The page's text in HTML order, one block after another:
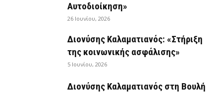
Αυτοδιοίκηση»
26 Ιουνίου, 2026
Διονύσης Καλαματιανός: «Στήριξη
της κοινωνικής ασφάλισης»
5 Ιουνίου, 2026
Διονύσης Καλαματιανός στη Βουλή